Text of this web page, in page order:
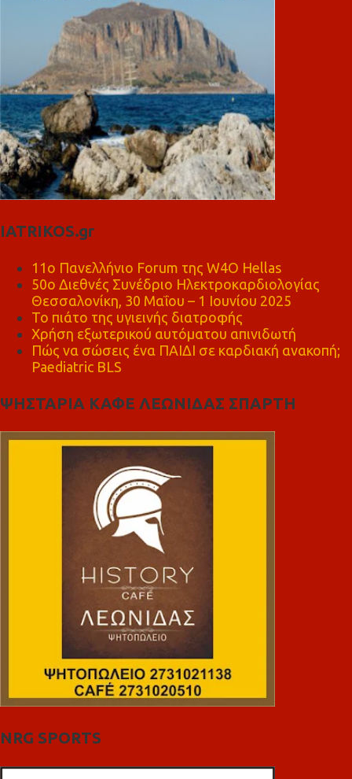
IATRIKOS.gr
11ο Πανελλήνιο Forum της W4O Hellas
50ο Διεθνές Συνέδριο Ηλεκτροκαρδιολογίας
Θεσσαλονίκη, 30 Μαΐου – 1 Ιουνίου 2025
Το πιάτο της υγιεινής διατροφής
Χρήση εξωτερικού αυτόματου απινιδωτή
Πώς να σώσεις ένα ΠΑΙΔΙ σε καρδιακή ανακοπή;
Paediatric BLS
ΨΗΣΤΑΡΙΑ ΚΑΦΕ ΛΕΩΝΙΔΑΣ ΣΠΑΡΤΗ
NRG SPORTS